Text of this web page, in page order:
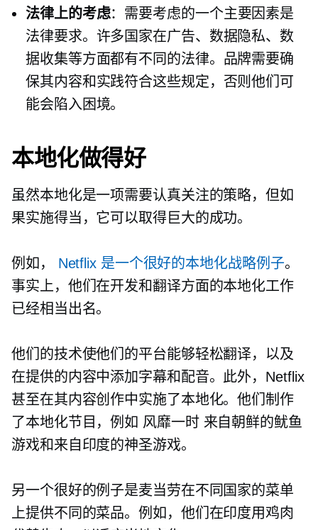
法律上的考虑：需要考虑的一个主要因素是
法律要求。许多国家在广告、数据隐私、数
据收集等方面都有不同的法律。品牌需要确
保其内容和实践符合这些规定，否则他们可
能会陷入困境。
本地化做得好
虽然本地化是一项需要认真关注的策略，但如
果实施得当，它可以取得巨大的成功。
例如， Netflix 是一个很好的本地化战略例子。
事实上，他们在开发和翻译方面的本地化工作
已经相当出名。
他们的技术使他们的平台能够轻松翻译，以及
在提供的内容中添加字幕和配音。此外，Netflix
甚至在其内容创作中实施了本地化。他们制作
了本地化节目，例如 风靡一时来自朝鲜的鱿鱼
游戏和来自印度的神圣游戏。
另一个很好的例子是麦当劳在不同国家的菜单
上提供不同的菜品。例如，他们在印度用鸡肉